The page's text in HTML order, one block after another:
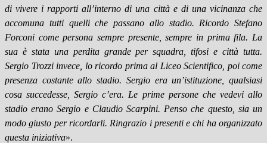
di vivere i rapporti all’interno di una città e di una vicinanza che
accomuna tutti quelli che passano allo stadio. Ricordo Stefano
Forconi come persona sempre presente, sempre in prima fila. La
sua è stata una perdita grande per squadra, tifosi e città tutta.
Sergio Trozzi invece, lo ricordo prima al Liceo Scientifico, poi come
presenza costante allo stadio. Sergio era un’istituzione, qualsiasi
cosa succedesse, Sergio c’era. Le prime persone che vedevi allo
stadio erano Sergio e Claudio Scarpini. Penso che questo, sia un
modo giusto per ricordarli. Ringrazio i presenti e chi ha organizzato
questa iniziativa».